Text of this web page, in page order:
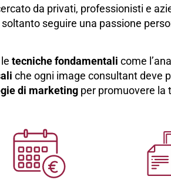
da privati, professionisti e
seguire una passione
tecniche fondamentali come
che ogni image consultant deve
di marketing per promuovere la